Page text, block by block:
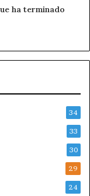
ha terminado
34
33
30
29
24